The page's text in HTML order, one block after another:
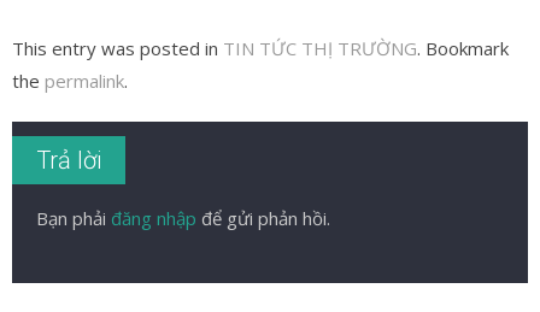
This entry was posted in TIN TỨC THỊ TRƯỜNG. Bookmark
the permalink.
Trả lời
Bạn phải đăng nhập để gửi phản hồi.